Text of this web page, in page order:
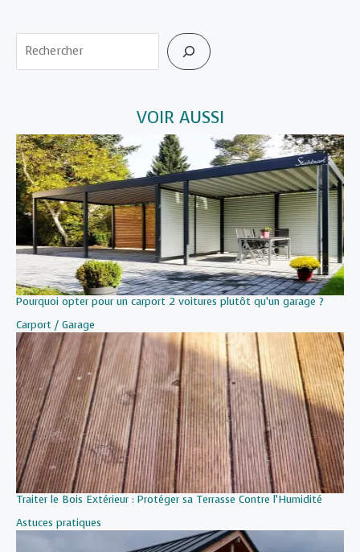
Rechercher
VOIR AUSSI
Pourquoi opter pour un carport 2 voitures plutôt qu’un garage ?
Par rapport à
Carport / Garage
Traiter le Bois Extérieur : Protéger sa Terrasse Contre l’Humidité
Par rapport à
Astuces pratiques